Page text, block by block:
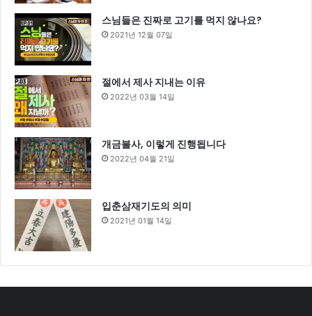
스님들은 진짜로 고기를 먹지 않나요?
2021년 12월 07일
절에서 제사 지내는 이유
2022년 03월 14일
개금불사, 이렇게 진행됩니다
2022년 04월 21일
입춘삼재기도의 의미
2021년 01월 14일